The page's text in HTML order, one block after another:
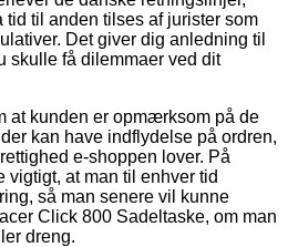
tid til anden tilses af jurister som
Det giver dig anledning til
skulle få dilemmaer ved dit
at kunden er opmærksom på de
kan have indflydelse på ordren,
e-shoppen lover. På
vigtigt, at man til enhver tid
så man senere vil kunne
Click 800 Sadeltaske, om man
dreng.